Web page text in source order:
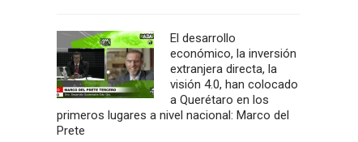
El desarrollo
económico, la inversión
extranjera directa, la
visión 4.0, han colocado
a Querétaro en los
primeros lugares a nivel nacional: Marco del
Prete